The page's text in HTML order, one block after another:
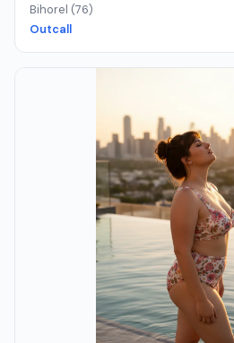
Bihorel (76)
Outcall